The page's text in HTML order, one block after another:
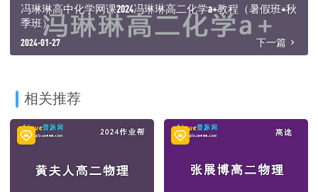
冯琳琳高中化学网课2024冯琳琳高二化学a+教程（暑假班+秋
季班）
2024-01-27 下一篇
相关推荐